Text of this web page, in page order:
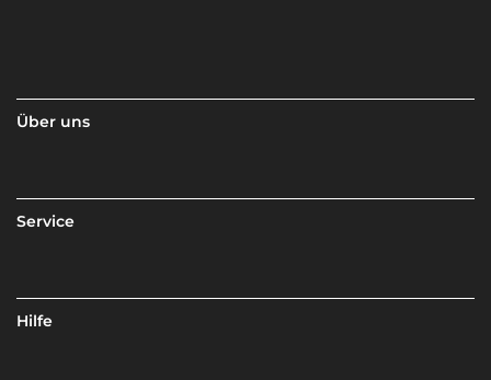
Über uns
Service
Hilfe